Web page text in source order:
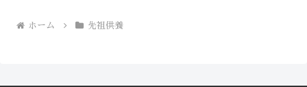
ホーム 先祖供養